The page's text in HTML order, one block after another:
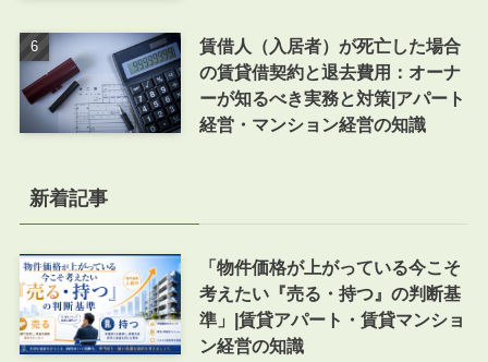
賃借人（入居者）が死亡した場合
の賃貸借契約と退去費用：オーナ
ーが知るべき実務と対策|アパート
経営・マンション経営の知識
新着記事
「物件価格が上がっている今こそ
考えたい『売る・持つ』の判断基
準」|賃貸アパート・賃貸マンショ
ン経営の知識